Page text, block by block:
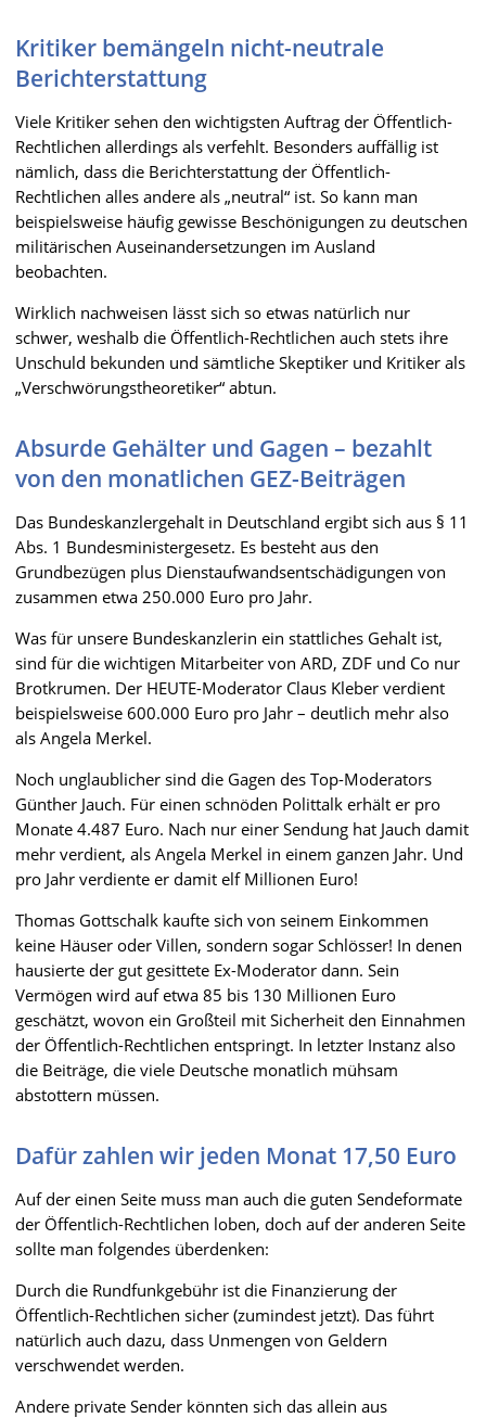
Kritiker bemängeln nicht-neutrale
Berichterstattung
Viele Kritiker sehen den wichtigsten Auftrag der Öffentlich-
Rechtlichen allerdings als verfehlt. Besonders auffällig ist
nämlich, dass die Berichterstattung der Öffentlich-
Rechtlichen alles andere als „neutral“ ist. So kann man
beispielsweise häufig gewisse Beschönigungen zu deutschen
militärischen Auseinandersetzungen im Ausland
beobachten.
Wirklich nachweisen lässt sich so etwas natürlich nur
schwer, weshalb die Öffentlich-Rechtlichen auch stets ihre
Unschuld bekunden und sämtliche Skeptiker und Kritiker als
„Verschwörungstheoretiker“ abtun.
Absurde Gehälter und Gagen – bezahlt
von den monatlichen GEZ-Beiträgen
Das Bundeskanzlergehalt in Deutschland ergibt sich aus § 11
Abs. 1 Bundesministergesetz. Es besteht aus den
Grundbezügen plus Dienstaufwandsentschädigungen von
zusammen etwa 250.000 Euro pro Jahr.
Was für unsere Bundeskanzlerin ein stattliches Gehalt ist,
sind für die wichtigen Mitarbeiter von ARD, ZDF und Co nur
Brotkrumen. Der HEUTE-Moderator Claus Kleber verdient
beispielsweise 600.000 Euro pro Jahr – deutlich mehr also
als Angela Merkel.
Noch unglaublicher sind die Gagen des Top-Moderators
Günther Jauch. Für einen schnöden Polittalk erhält er pro
Monate 4.487 Euro. Nach nur einer Sendung hat Jauch damit
mehr verdient, als Angela Merkel in einem ganzen Jahr. Und
pro Jahr verdiente er damit elf Millionen Euro!
Thomas Gottschalk kaufte sich von seinem Einkommen
keine Häuser oder Villen, sondern sogar Schlösser! In denen
hausierte der gut gesittete Ex-Moderator dann. Sein
Vermögen wird auf etwa 85 bis 130 Millionen Euro
geschätzt, wovon ein Großteil mit Sicherheit den Einnahmen
der Öffentlich-Rechtlichen entspringt. In letzter Instanz also
die Beiträge, die viele Deutsche monatlich mühsam
abstottern müssen.
Dafür zahlen wir jeden Monat 17,50 Euro
Auf der einen Seite muss man auch die guten Sendeformate
der Öffentlich-Rechtlichen loben, doch auf der anderen Seite
sollte man folgendes überdenken:
Durch die Rundfunkgebühr ist die Finanzierung der
Öffentlich-Rechtlichen sicher (zumindest jetzt). Das führt
natürlich auch dazu, dass Unmengen von Geldern
verschwendet werden.
Andere private Sender könnten sich das allein aus